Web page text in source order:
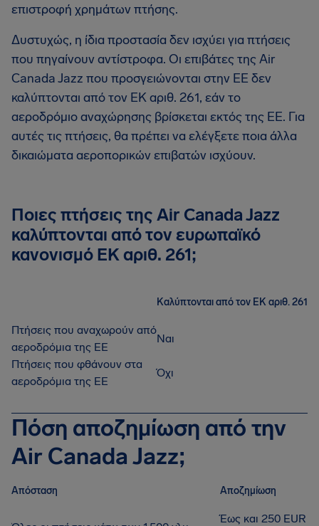
επιστροφή χρημάτων πτήσης.
Δυστυχώς, η ίδια προστασία δεν ισχύει για πτήσεις
που πηγαίνουν αντίστροφα. Οι επιβάτες της Air
Canada Jazz που προσγειώνονται στην ΕΕ δεν
καλύπτονται από τον ΕΚ αριθ. 261, εάν το
αεροδρόμιο αναχώρησης βρίσκεται εκτός της ΕΕ. Για
αυτές τις πτήσεις, θα πρέπει να ελέγξετε ποια άλλα
δικαιώματα αεροπορικών επιβατών ισχύουν.
Ποιες πτήσεις της Air Canada Jazz
καλύπτονται από τον ευρωπαϊκό
κανονισμό ΕΚ αριθ. 261;
Καλύπτονται από τον ΕΚ αριθ. 261
Πτήσεις που αναχωρούν από
αεροδρόμια της ΕΕ
Ναι
Πτήσεις που φθάνουν στα
αεροδρόμια της ΕΕ
Όχι
Πόση αποζημίωση από την
Air Canada Jazz;
Απόσταση Αποζημίωση
Έως και 250 EUR